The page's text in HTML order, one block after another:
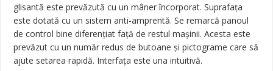
glisantă este prevăzută cu un mâner încorporat. Suprafața
este dotată cu un sistem anti-amprentă. Se remarcă panoul
de control bine diferențiat față de restul mașinii. Acesta este
prevăzut cu un număr redus de butoane și pictograme care să
ajute setarea rapidă. Interfața este una intuitivă.